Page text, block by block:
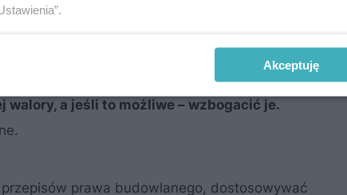
tych budynków i rzadko są skłonni
Głównym zadaniem konserwatora zabytków
a jeśli to możliwe – wzbogacić je.
prawa budowlanego, dostosowywać
Akceptuję